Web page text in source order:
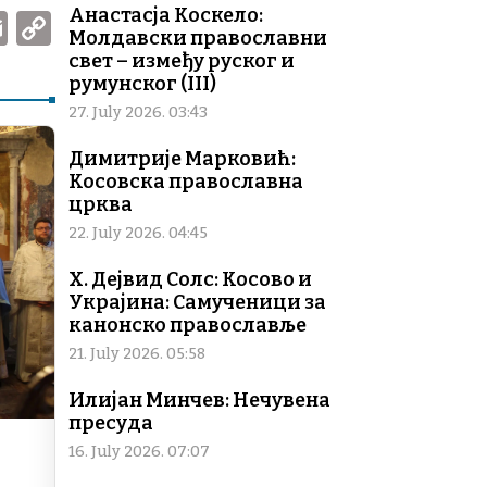
E
m
ai
l
C
o
p
y
Li
n
k
Анастасја Коскело:
Молдавски православни
свет – између руског и
румунског (III)
27. July 2026. 03:43
Димитрије Марковић:
Косовска православна
црква
22. July 2026. 04:45
Х. Дејвид Солс: Косово и
Украјина: Самученици за
канонско православље
21. July 2026. 05:58
Илијан Минчев: Нечувена
пресуда
16. July 2026. 07:07